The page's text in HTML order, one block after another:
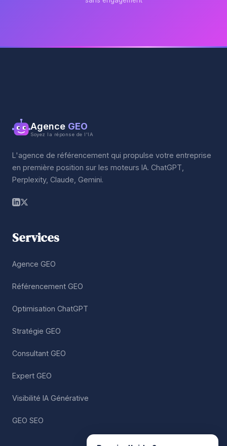
Agence GEO
Soyez la réponse de l'IA
L'agence de référencement qui propulse votre entreprise
en première position sur les moteurs IA. ChatGPT,
Perplexity, Claude, Gemini.
Services
Agence GEO
Référencement GEO
Optimisation ChatGPT
Stratégie GEO
Consultant GEO
Expert GEO
Visibilité IA Générative
GEO SEO